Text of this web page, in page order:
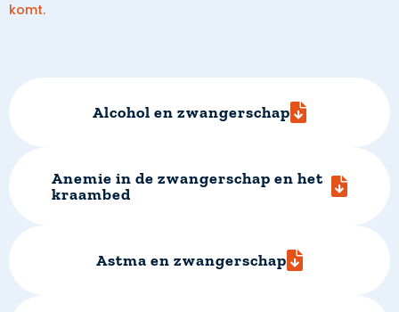
komt.
Alcohol en zwangerschap
Anemie in de zwangerschap en het
kraambed
Astma en zwangerschap